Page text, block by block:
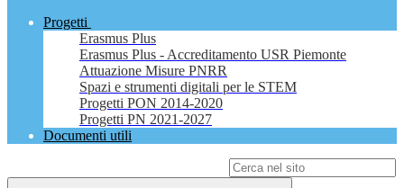
Progetti
Erasmus Plus
Erasmus Plus - Accreditamento USR Piemonte
Attuazione Misure PNRR
Spazi e strumenti digitali per le STEM
Progetti PON 2014-2020
Progetti PN 2021-2027
Documenti utili